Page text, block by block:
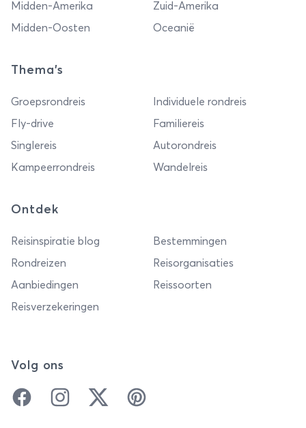
Midden-Amerika
Zuid-Amerika
Midden-Oosten
Oceanië
Thema's
Groepsrondreis
Individuele rondreis
Fly-drive
Familiereis
Singlereis
Autorondreis
Kampeerrondreis
Wandelreis
Ontdek
Reisinspiratie blog
Bestemmingen
Rondreizen
Reisorganisaties
Aanbiedingen
Reissoorten
Reisverzekeringen
Volg ons
FacebookInstagramTwitter Pinterest